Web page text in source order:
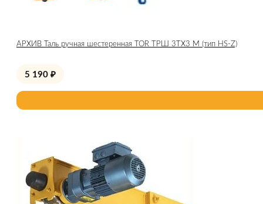
АРХИВ Таль ручная шестеренная TOR ТРШ 3ТХ3 М (тип HS-Z)
5 190 ₽